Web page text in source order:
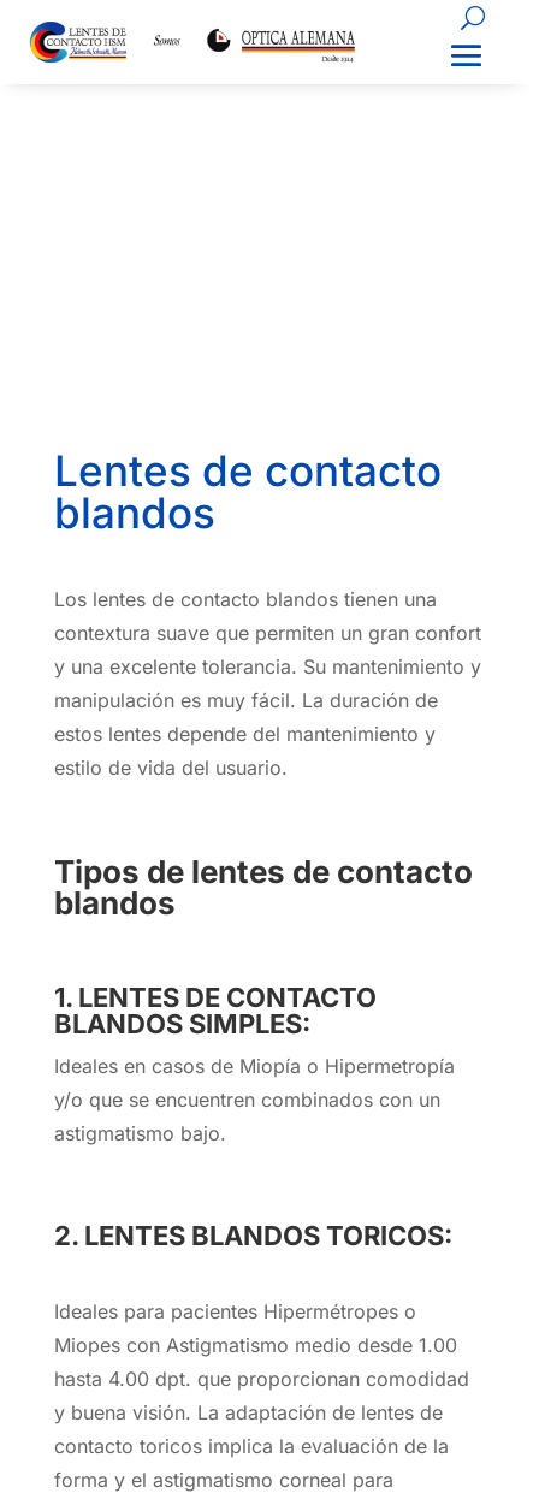
Lentes de contacto
blandos
Los lentes de contacto blandos tienen una
contextura suave que permiten un gran confort
y una excelente tolerancia. Su mantenimiento y
manipulación es muy fácil. La duración de
estos lentes depende del mantenimiento y
estilo de vida del usuario.
Tipos de lentes de contacto
blandos
1. LENTES DE CONTACTO
BLANDOS SIMPLES:
Ideales en casos de Miopía o Hipermetropía
y/o que se encuentren combinados con un
astigmatismo bajo.
2. LENTES BLANDOS TORICOS:
Ideales para pacientes Hipermétropes o
Miopes con Astigmatismo medio desde 1.00
hasta 4.00 dpt. que proporcionan comodidad
y buena visión. La adaptación de lentes de
contacto toricos implica la evaluación de la
forma y el astigmatismo corneal para